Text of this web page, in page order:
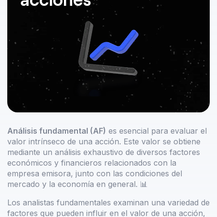
Análisis fundamental (AF) es esencial para evaluar el
valor intrínseco de una acción. Este valor se obtiene
mediante un análisis exhaustivo de diversos factores
económicos y financieros relacionados con la
empresa emisora, junto con las condiciones del
mercado y la economía en general. 📊
Los analistas fundamentales examinan una variedad de
factores que pueden influir en el valor de una acción,